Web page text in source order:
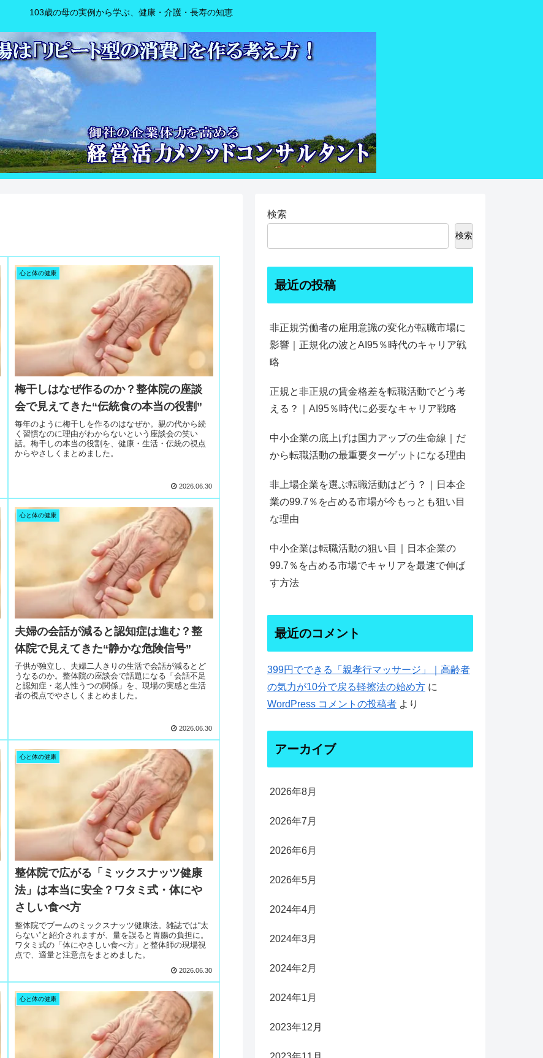
103歳の母の実例から学ぶ、健康・介護・長寿の知恵
心と体の健康
梅干しはなぜ作るのか？整体院の座談
会で見えてきた“伝統食の本当の役割”
毎年のように梅干しを作るのはなぜか。親の代から続
く習慣なのに理由がわからないという座談会の笑い
話。梅干しの本当の役割を、健康・生活・伝統の視点
からやさしくまとめました。
2026.06.30
心と体の健康
夫婦の会話が減ると認知症は進む？整
体院で見えてきた“静かな危険信号”
子供が独立し、夫婦二人きりの生活で会話が減るとど
うなるのか。整体院の座談会で話題になる「会話不足
と認知症・老人性うつの関係」を、現場の実感と生活
者の視点でやさしくまとめました。
2026.06.30
心と体の健康
整体院で広がる「ミックスナッツ健康
法」は本当に安全？ワタミ式・体にや
さしい食べ方
整体院でブームのミックスナッツ健康法。雑誌では“太
らない”と紹介されますが、量を誤ると胃腸の負担に。
ワタミ式の「体にやさしい食べ方」と整体師の現場視
点で、適量と注意点をまとめました。
2026.06.30
心と体の健康
検索
検索
最近の投稿
非正規労働者の雇用意識の変化が転職市場に
影響｜正規化の波とAI95％時代のキャリア戦
略
正規と非正規の賃金格差を転職活動でどう考
える？｜AI95％時代に必要なキャリア戦略
中小企業の底上げは国力アップの生命線｜だ
から転職活動の最重要ターゲットになる理由
非上場企業を選ぶ転職活動はどう？｜日本企
業の99.7％を占める市場が今もっとも狙い目
な理由
中小企業は転職活動の狙い目｜日本企業の
99.7％を占める市場でキャリアを最速で伸ば
す方法
最近のコメント
399円でできる「親孝行マッサージ」｜高齢者
の気力が10分で戻る軽擦法の始め方 に
WordPress コメントの投稿者 より
アーカイブ
2026年8月
2026年7月
2026年6月
2026年5月
2024年4月
2024年3月
2024年2月
2024年1月
2023年12月